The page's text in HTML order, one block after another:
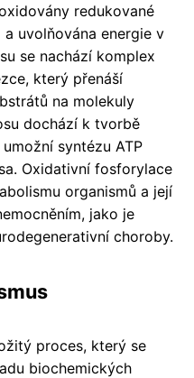
redukované
uvolňována energie v
se nachází komplex
který přenáší
na molekuly
dochází k tvorbě
syntézu ATP
Oxidativní fosforylace
organismů a její
jako je
choroby.
proces, který se
biochemických